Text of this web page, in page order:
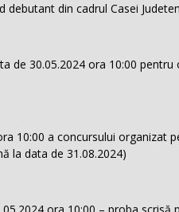
din cadrul Casei
de 30.05.2024 ora 10:00
10:00 a concursului organizat
la data de 31.08.2024)